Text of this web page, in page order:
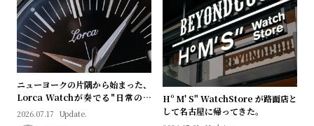
ス
よ
く
あ
る
お
問
い
合
ニューヨークの片隅から始まった、
Lorca Watchが奏でる"日常のロ
マン"｜Brand Picks #08
2026.07.17 Update.
Hº M' S" WatchStore が路面店と
して名古屋に帰ってきた。